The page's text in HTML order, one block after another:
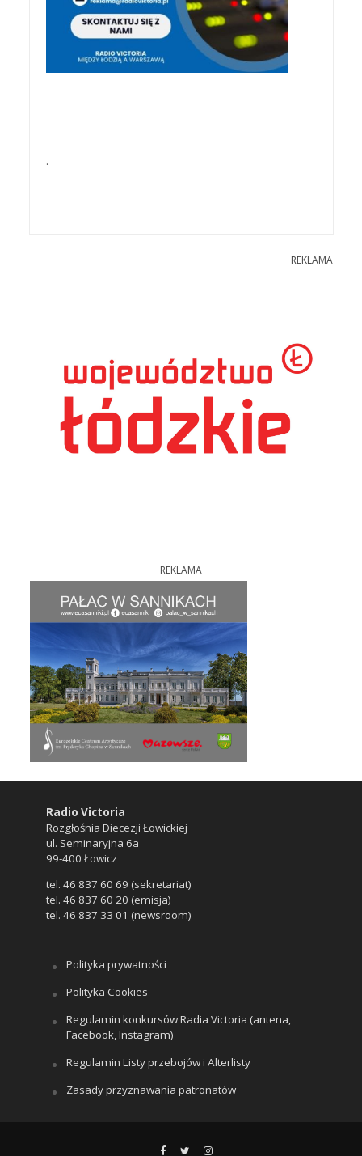
.
REKLAMA
REKLAMA
Radio Victoria
Rozgłośnia Diecezji Łowickiej
ul. Seminaryjna 6a
99-400 Łowicz
tel. 46 837 60 69 (sekretariat)
tel. 46 837 60 20 (emisja)
tel. 46 837 33 01 (newsroom)
Polityka prywatności
Polityka Cookies
Regulamin konkursów Radia Victoria (antena,
Facebook, Instagram)
Regulamin Listy przebojów i Alterlisty
Zasady przyznawania patronatów